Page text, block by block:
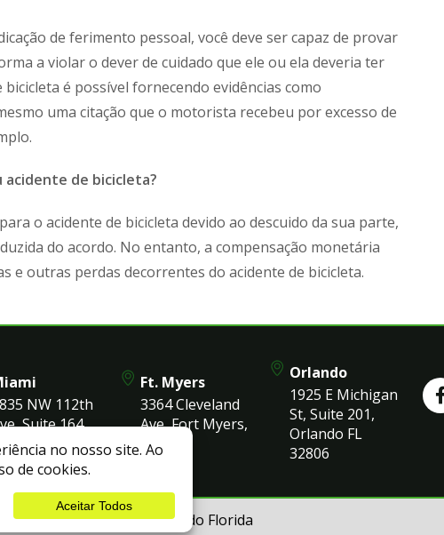
de ferimento pessoal, você deve ser capaz de provar
a violar o dever de cuidado que ele ou ela deveria ter
é possível fornecendo evidências como
uma citação que o motorista recebeu por excesso de
acidente de bicicleta?
o acidente de bicicleta devido ao descuido da sua parte,
do acordo. No entanto, a compensação monetária
e outras perdas decorrentes do acidente de bicicleta.
NW 112th
Suite 164,
FL 33172
Ft. Myers
3364 Cleveland
Ave, Fort Myers,
Fl 33901
Orlando
1925 E Michigan
St, Suite 201,
Orlando FL
32806
© 2026 Advogado Florida